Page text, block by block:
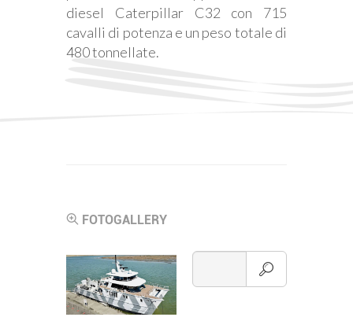
diesel Caterpillar C32 con 715
cavalli di potenza e un peso totale di
480 tonnellate.
FOTOGALLERY